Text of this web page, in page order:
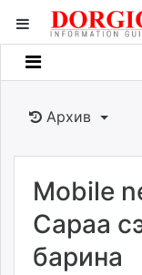
Мэдээллийн
Банк санхүү
Бизнес ААН
Төрийн
dorgio.mn
Архив
Mobile
Сараа
барина